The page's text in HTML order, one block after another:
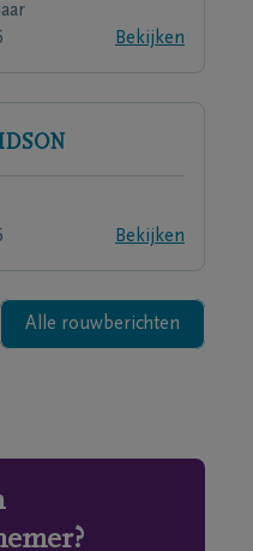
Bekijken
Bekijken
Alle rouwberichten